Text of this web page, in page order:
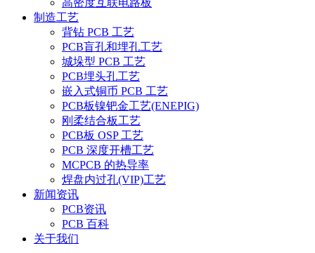
高密度互联电路板
制造工艺
背钻 PCB 工艺
PCB盲孔和埋孔工艺
城垛型 PCB 工艺
PCB埋头孔工艺
嵌入式铜币 PCB 工艺
PCB板镍钯金工艺(ENEPIG)
刚柔结合板工艺
PCB板 OSP 工艺
PCB 深度开槽工艺
MCPCB 的热导率
焊盘内过孔(VIP)工艺
新闻资讯
PCB资讯
PCB 百科
关于我们